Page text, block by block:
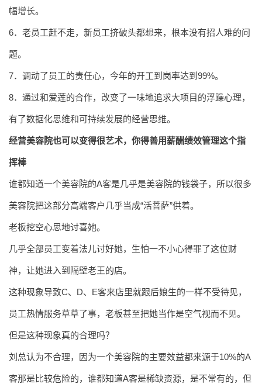
幅增长。
6．老员工赶不走，新员工挤破头都想来，根本没有招人难的问
题。
7．调动了员工的责任心，今年的开工到岗率达到99%。
8．通过和爱莲的合作，改变了一味地追求大项目的浮躁心理，
有了数据化思维和可持续发展的经营思维。
经营美容院也可以变得很艺术，你得善用薪酬绩效管理这个指
挥棒
谁都知道一个美容院的A客是几乎是美容院的钱袋子，所以很多
美容院把这部分高端客户几乎当成“活菩萨”供着。
老板挖空心思地讨喜她。
几乎全部员工变着法儿讨好她，生怕一不小心得罪了这位财
神，让她进入到隔壁老王的店。
这种现象导致C、D、E客来店里就跟后娘生的一样不受待见，
员工热情服务草草了事，老板甚至把她当作是空气视而不见。
但是这种现象真的合理吗？
刘总认为不合理，因为一个美容院的主要效益都来源于10%的A
客那是比较危险的，谁都知道A客是稀缺资源，是不常有的，但